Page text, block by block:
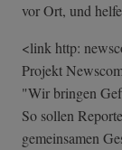
vor Ort, und
<link http:
Projekt
"Wir bringen
So sollen
gemeinsamen